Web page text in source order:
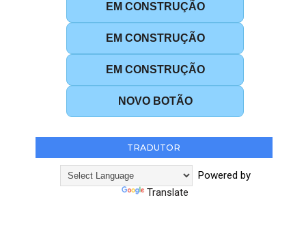
EM CONSTRUÇÃO
EM CONSTRUÇÃO
EM CONSTRUÇÃO
NOVO BOTÃO
TRADUTOR
Powered by
Translate